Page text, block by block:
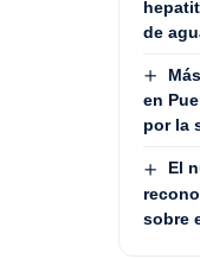
de
en
por la
El
sobre